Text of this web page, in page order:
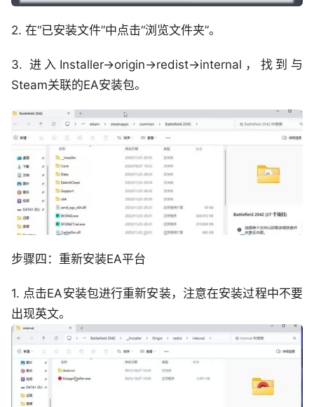
2. 在“已安装文件”中点击“浏览文件夹”。
3. 进入Installer→origin→redist→internal，找到与
Steam关联的EA安装包。
步骤四：重新安装EA平台
1. 点击EA安装包进行重新安装，注意在安装过程中不要
出现英文。